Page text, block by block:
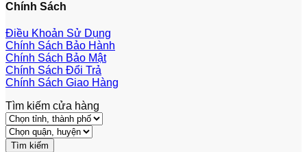
Chính Sách
Điều Khoản Sử Dụng
Chính Sách Bảo Hành
Chính Sách Bảo Mật
Chính Sách Đổi Trả
Chính Sách Giao Hàng
Tìm kiếm cửa hàng